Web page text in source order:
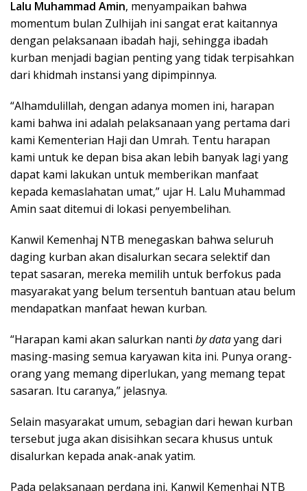
Lalu Muhammad Amin, menyampaikan bahwa
momentum bulan Zulhijah ini sangat erat kaitannya
dengan pelaksanaan ibadah haji, sehingga ibadah
kurban menjadi bagian penting yang tidak terpisahkan
dari khidmah instansi yang dipimpinnya.
“Alhamdulillah, dengan adanya momen ini, harapan
kami bahwa ini adalah pelaksanaan yang pertama dari
kami Kementerian Haji dan Umrah. Tentu harapan
kami untuk ke depan bisa akan lebih banyak lagi yang
dapat kami lakukan untuk memberikan manfaat
kepada kemaslahatan umat,” ujar H. Lalu Muhammad
Amin saat ditemui di lokasi penyembelihan.
Kanwil Kemenhaj NTB menegaskan bahwa seluruh
daging kurban akan disalurkan secara selektif dan
tepat sasaran, mereka memilih untuk berfokus pada
masyarakat yang belum tersentuh bantuan atau belum
mendapatkan manfaat hewan kurban.
“Harapan kami akan salurkan nanti by datayang dari
masing-masing semua karyawan kita ini. Punya orang-
orang yang memang diperlukan, yang memang tepat
sasaran. Itu caranya,” jelasnya.
Selain masyarakat umum, sebagian dari hewan kurban
tersebut juga akan disisihkan secara khusus untuk
disalurkan kepada anak-anak yatim.
Pada pelaksanaan perdana ini, Kanwil Kemenhaj NTB